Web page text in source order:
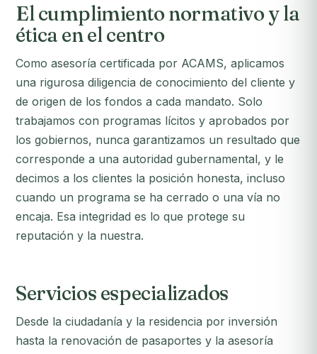
El cumplimiento normativo y la
ética en el centro
Como asesoría certificada por ACAMS, aplicamos
una rigurosa diligencia de conocimiento del cliente y
de origen de los fondos a cada mandato. Solo
trabajamos con programas lícitos y aprobados por
los gobiernos, nunca garantizamos un resultado que
corresponde a una autoridad gubernamental, y le
decimos a los clientes la posición honesta, incluso
cuando un programa se ha cerrado o una vía no
encaja. Esa integridad es lo que protege su
reputación y la nuestra.
Servicios especializados
Desde la ciudadanía y la residencia por inversión
hasta la renovación de pasaportes y la asesoría